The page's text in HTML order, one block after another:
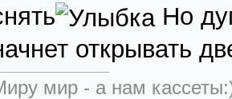
Но
открывать
мир - а нам